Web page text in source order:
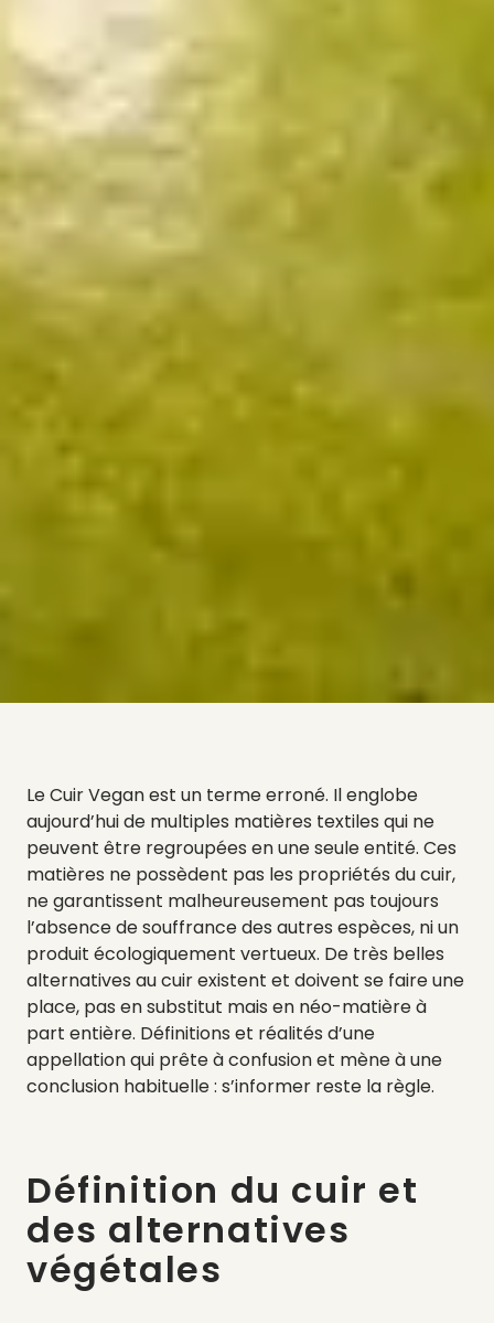
Le Cuir Vegan est un terme erroné. Il englobe
aujourd’hui de multiples matières textiles qui ne
peuvent être regroupées en une seule entité. Ces
matières ne possèdent pas les propriétés du cuir,
ne garantissent malheureusement pas toujours
l’absence de souffrance des autres espèces, ni un
produit écologiquement vertueux. De très belles
alternatives au cuir existent et doivent se faire une
place, pas en substitut mais en néo-matière à
part entière. Définitions et réalités d’une
appellation qui prête à confusion et mène à une
conclusion habituelle : s’informer reste la règle.
Définition du cuir et
des alternatives
végétales